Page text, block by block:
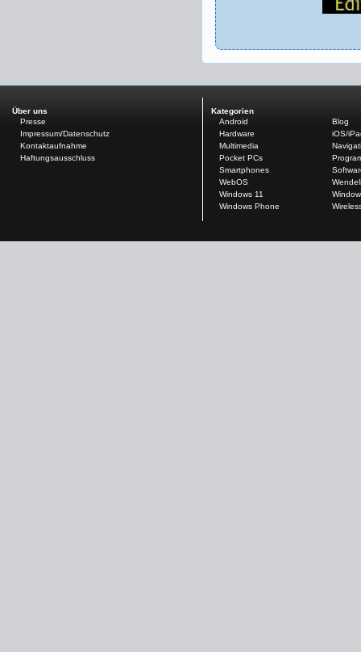
Über uns
Presse
Impressum/Datenschutz
Kontaktaufnahme
Haftungsausschluss
Kategorien
Android
Blog
Hardware
iOS/
Multimedia
Pocket PCs
Smartphones
WebOS
Windows 11
Windows Phone